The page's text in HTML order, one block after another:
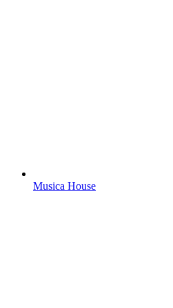
Musica House